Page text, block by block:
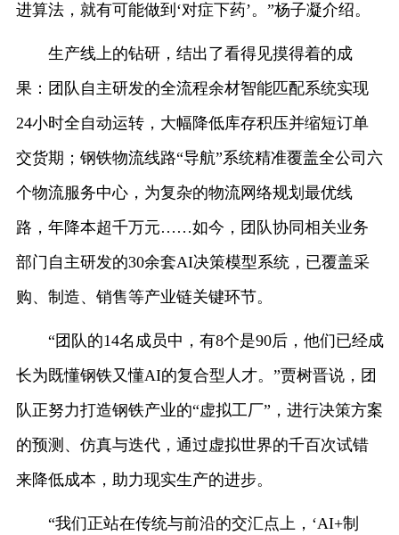
进算法，就有可能做到‘对症下药’。”杨子凝介绍。
生产线上的钻研，结出了看得见摸得着的成
果：团队自主研发的全流程余材智能匹配系统实现
24小时全自动运转，大幅降低库存积压并缩短订单
交货期；钢铁物流线路“导航”系统精准覆盖全公司六
个物流服务中心，为复杂的物流网络规划最优线
路，年降本超千万元……如今，团队协同相关业务
部门自主研发的30余套AI决策模型系统，已覆盖采
购、制造、销售等产业链关键环节。
“团队的14名成员中，有8个是90后，他们已经成
长为既懂钢铁又懂AI的复合型人才。”贾树晋说，团
队正努力打造钢铁产业的“虚拟工厂”，进行决策方案
的预测、仿真与迭代，通过虚拟世界的千百次试错
来降低成本，助力现实生产的进步。
“我们正站在传统与前沿的交汇点上，‘AI+制